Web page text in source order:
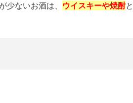
ないお酒は、 ウイスキーや焼酎